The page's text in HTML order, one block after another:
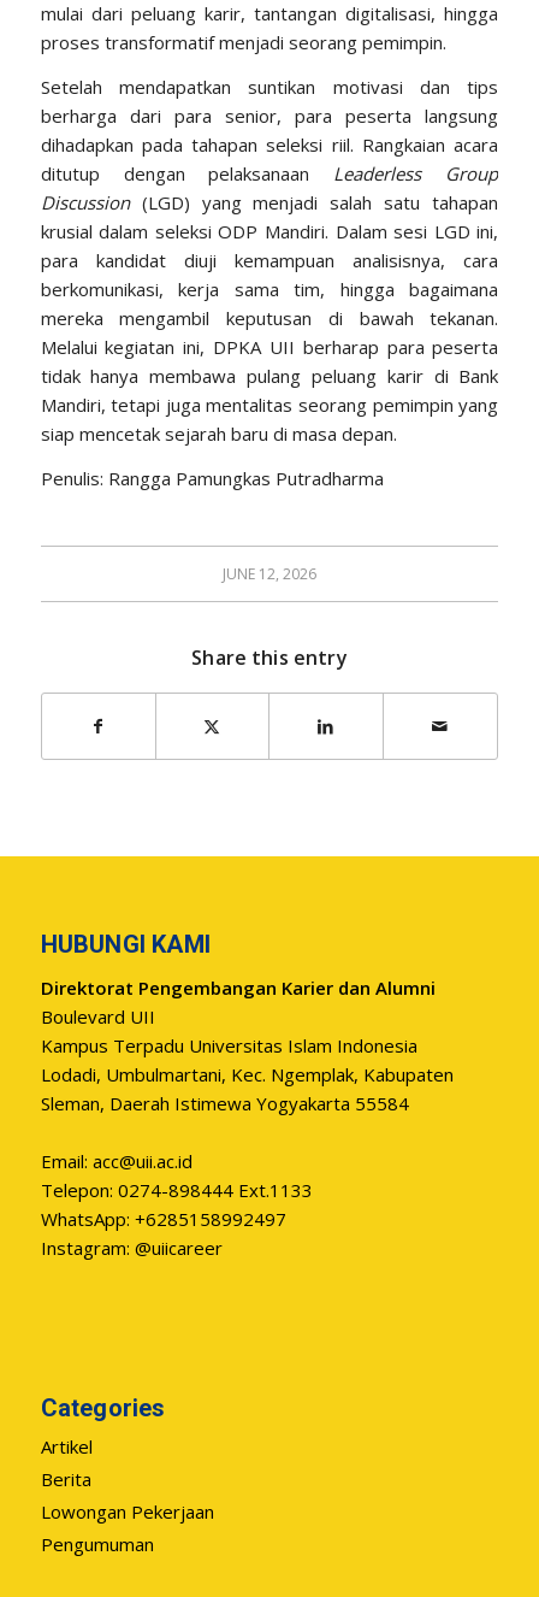
mulai dari peluang karir, tantangan digitalisasi, hingga
proses transformatif menjadi seorang pemimpin.
Setelah mendapatkan suntikan motivasi dan tips
berharga dari para senior, para peserta langsung
dihadapkan pada tahapan seleksi riil. Rangkaian acara
ditutup dengan pelaksanaan Leaderless Group
Discussion(LGD) yang menjadi salah satu tahapan
krusial dalam seleksi ODP Mandiri. Dalam sesi LGD ini,
para kandidat diuji kemampuan analisisnya, cara
berkomunikasi, kerja sama tim, hingga bagaimana
mereka mengambil keputusan di bawah tekanan.
Melalui kegiatan ini, DPKA UII berharap para peserta
tidak hanya membawa pulang peluang karir di Bank
Mandiri, tetapi juga mentalitas seorang pemimpin yang
siap mencetak sejarah baru di masa depan.
Penulis: Rangga Pamungkas Putradharma
JUNE 12, 2026
Share this entry
HUBUNGI KAMI
Direktorat Pengembangan Karier dan Alumni
Boulevard UII
Kampus Terpadu Universitas Islam Indonesia
Lodadi, Umbulmartani, Kec. Ngemplak, Kabupaten
Sleman, Daerah Istimewa Yogyakarta 55584
Email: acc@uii.ac.id
Telepon: 0274-898444 Ext.1133
WhatsApp: +6285158992497
Instagram: @uiicareer
Categories
Artikel
Berita
Lowongan Pekerjaan
Pengumuman